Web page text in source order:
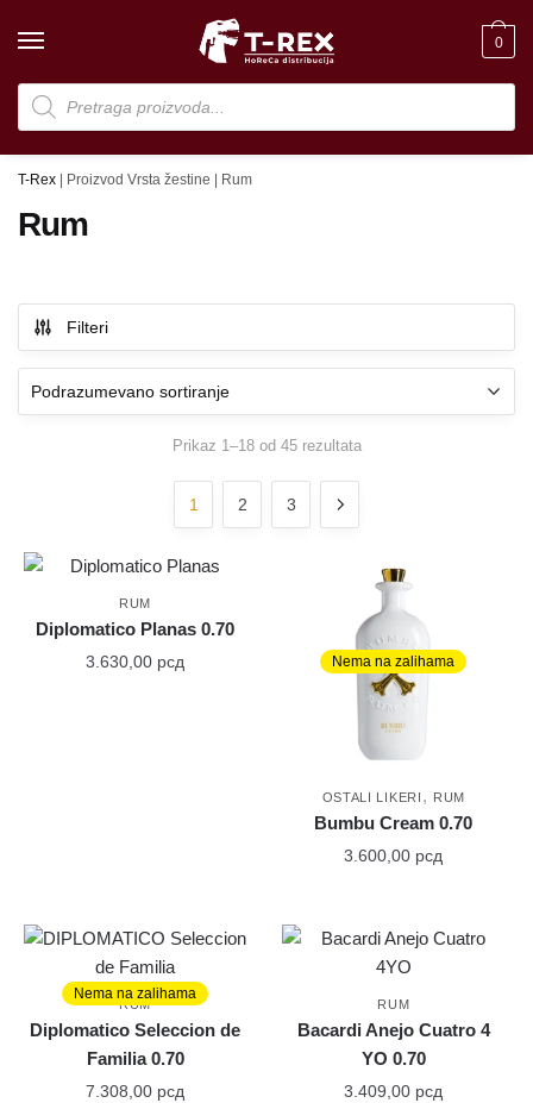
Products
search
0
T-Rex Proizvod Vrsta žestine Rum
Rum
Filteri
Prikaz 1–18 od 45 rezultata
1 2 3
RUM
Diplomatico Planas 0.70
3.630,00 рсд Nema na zalihama
OSTALI LIKERI , RUM
Bumbu Cream 0.70
3.600,00 рсд
Nema na zalihama
RUM
Diplomatico Seleccion de
Familia 0.70
7.308,00 рсд
RUM
Bacardi Anejo Cuatro 4
YO 0.70
3.409,00 рсд